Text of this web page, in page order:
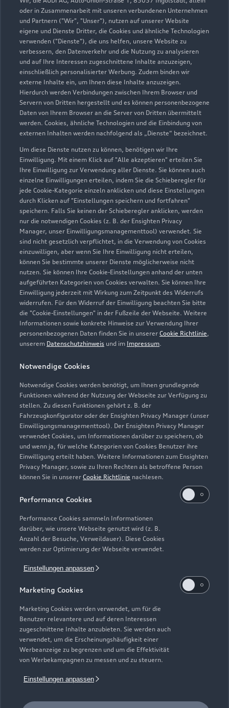
oder in Zusammenarbeit mit unseren verbundenen Unternehmen
und Partnern ("Wir", "Unser"), nutzen auf unserer Website
eigene und Dienste Dritter, die Cookies und ähnliche Technologien
verwenden ("Dienste"), die uns helfen, unsere Website zu
verbessern, den Datenverkehr und die Nutzung zu analysieren
und auf Ihre Interessen zugeschnittene Inhalte anzuzeigen,
einschließlich personalisierter Werbung. Zudem binden wir
externe Inhalte ein, um Ihnen diese Inhalte anzuzeigen.
Hierdurch werden Verbindungen zwischen Ihrem Browser und
Servern von Dritten hergestellt und es können personenbezogene
Daten von Ihrem Browser an die Server von Dritten übermittelt
werden. Cookies, ähnliche Technologien und die Einbindung von
externen Inhalten werden nachfolgend als „Dienste“ bezeichnet.
Um diese Dienste nutzen zu können, benötigen wir Ihre
Einwilligung. Mit einem Klick auf "Alle akzeptieren" erteilen Sie
Ihre Einwilligung zur Verwendung aller Dienste. Sie können auch
einzelne Einwilligungen erteilen, indem Sie die Schieberegler für
jede Cookie-Kategorie einzeln anklicken und diese Einstellungen
durch Klicken auf "Einstellungen speichern und fortfahren"
speichern. Falls Sie keinen der Schieberegler anklicken, werden
nur die notwendigen Cookies (z. B. der Ensighten Privacy
Manager, unser Einwilligungsmanagementtool) verwendet. Sie
sind nicht gesetzlich verpflichtet, in die Verwendung von Cookies
einzuwilligen, aber wenn Sie Ihre Einwilligung nicht erteilen,
können Sie bestimmte unserer Dienste möglicherweise nicht
nutzen. Sie können Ihre Cookie-Einstellungen anhand der unten
aufgeführten Kategorien von Cookies verwalten. Sie können Ihre
Einwilligung jederzeit mit Wirkung zum Zeitpunkt des Widerrufs
widerrufen. Für den Widerruf der Einwilligung beachten Sie bitte
die "Cookie-Einstellungen" in der Fußzeile der Webseite. Weitere
Informationen sowie konkrete Hinweise zur Verwendung Ihrer
personenbezogenen Daten finden Sie in unserer Cookie Richtlinie,
unserem Datenschutzhinweis und im Impressum.
Notwendige Cookies
Notwendige Cookies werden benötigt, um Ihnen grundlegende
Funktionen während der Nutzung der Webseite zur Verfügung zu
stellen. Zu diesen Funktionen gehört z. B. der
Fahrzeugkonfigurator oder der Ensighten Privacy Manager (unser
Einwilligungsmanagementtool). Der Ensighten Privacy Manager
verwendet Cookies, um Informationen darüber zu speichern, ob
und wenn ja, für welche Kategorien von Cookies Benutzer ihre
Einwilligung erteilt haben. Weitere Informationen zum Ensighten
Privacy Manager, sowie zu Ihren Rechten als betroffene Person
können Sie in unserer Cookie Richtlinie nachlesen.
Performance Cookies
Performance Cookies sammeln Informationen
darüber, wie unsere Webseite genutzt wird (z. B.
Anzahl der Besuche, Verweildauer). Diese Cookies
werden zur Optimierung der Webseite verwendet.
Einstellungen anpassen
Marketing Cookies
Marketing Cookies werden verwendet, um für die
Benutzer relevantere und auf deren Interessen
zugeschnittene Inhalte anzubieten. Sie werden auch
verwendet, um die Erscheinungshäufigkeit einer
Werbeanzeige zu begrenzen und um die Effektivität
von Werbekampagnen zu messen und zu steuern.
Einstellungen anpassen
Geschlossen ,öffnet am Montag 07:00
Teile- & Zubehörverkauf
Geschlossen,öffnet am Montag 07:00
Zur Inspektion
Zur Reparatur
Zurück nach oben
Modelle
Elektromodelle
Plug-in-Hybride
Neuwagensuche
Gebrauchtwagensuche
Geschäftskunden
Service & Zubehör
Saisonale Angebote
Audi Services
Garantie
Audi digital services
myAudi
Support
Audi Code
Häufige Fragen (FAQ)
Audi Online Beratung
Online-Terminvereinbarung
Servicekontakt
Über Audi
Unternehmen
Karriere
Investor Relations
© 2026 AUDI AG. Alle Rechte vorbehalten
Impressum Rechtliches
Cookie-Richtlinie